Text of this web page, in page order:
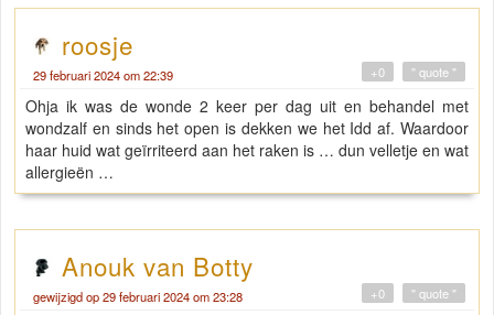
roosje
29 februari 2024 om 22:39 " quote "
+0
Ohja ik was de wonde 2 keer per dag uit en behandel met
wondzalf en sinds het open is dekken we het Idd af. Waardoor
haar huid wat geïrriteerd aan het raken is … dun velletje en wat
allergieën …
Anouk van Botty
gewijzigd op 29 februari 2024 om 23:28 " quote "
+0